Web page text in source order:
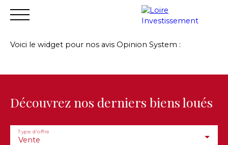
Accueil Acheter Vendre Louer Financer
Voici le widget pour nos avis Opinion System :
Découvrez nos derniers biens loués
Vente
Type d'offre